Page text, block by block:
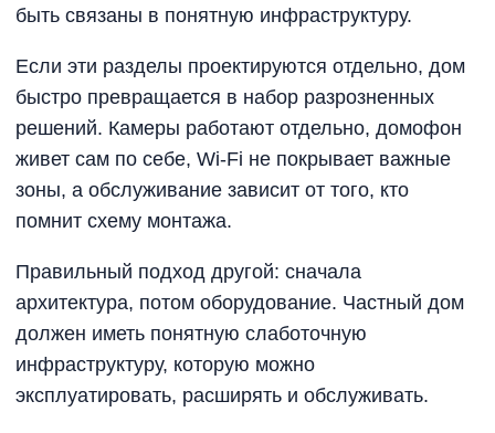
быть связаны в понятную инфраструктуру.
Если эти разделы проектируются отдельно, дом
быстро превращается в набор разрозненных
решений. Камеры работают отдельно, домофон
живет сам по себе, Wi-Fi не покрывает важные
зоны, а обслуживание зависит от того, кто
помнит схему монтажа.
Правильный подход другой: сначала
архитектура, потом оборудование. Частный дом
должен иметь понятную слаботочную
инфраструктуру, которую можно
эксплуатировать, расширять и обслуживать.